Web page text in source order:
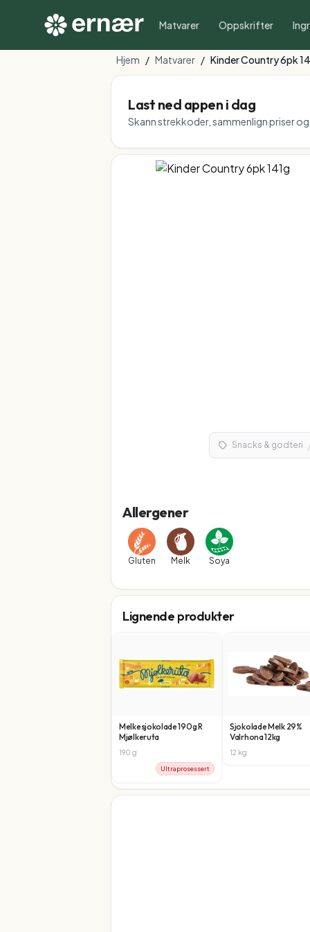
Matvarer Oppskrifter
Hjem / Matvarer / Kinder Country 6pk
Last ned appen i dag
Skann strekkoder, sammenlign priser
Snacks & godteri
Allergener
Gluten Melk Soya
Lignende produkter
Melkesjokolade 190g R
Mjølkeruta
190 g
Ultraprosessert
Sjokolade Melk 29%
Valrhona 12kg
12 kg